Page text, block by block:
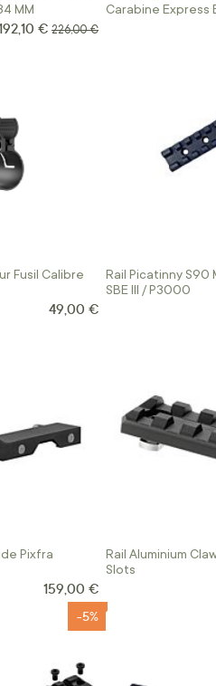
MM
€ Prix normal
226,00 €
Carabine Express
Fusil Calibre
49,00 €
Rail Picatinny S90
SBE III / P3000
Pixfra
159,00 €
Rail Aluminium
Slots
-5%